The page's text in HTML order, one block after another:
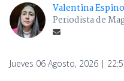
Valentina
Periodista de
Jueves 06 Agosto, 2026 |